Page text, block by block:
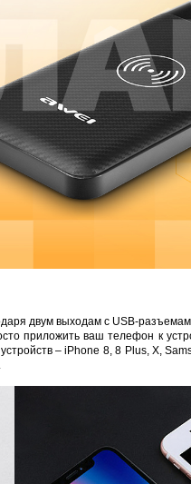
двум выходам с USB-
приложить ваш телефон к
– iPhone 8, 8 Plus, X,